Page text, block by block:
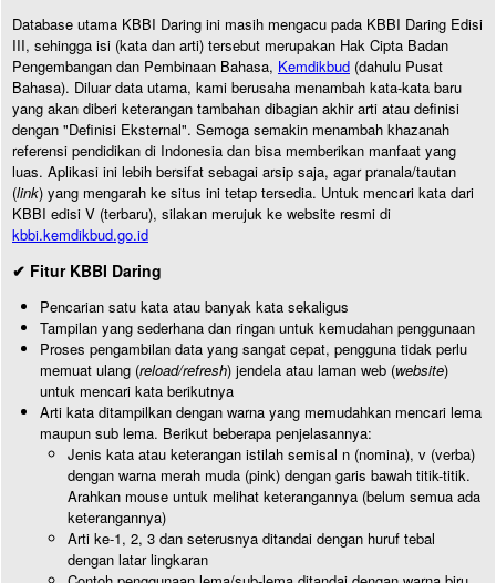
Database utama KBBI Daring ini masih mengacu pada KBBI Daring Edisi
III, sehingga isi (kata dan arti) tersebut merupakan Hak Cipta Badan
Pengembangan dan Pembinaan Bahasa, Kemdikbud (dahulu Pusat
Bahasa). Diluar data utama, kami berusaha menambah kata-kata baru
yang akan diberi keterangan tambahan dibagian akhir arti atau definisi
dengan "Definisi Eksternal". Semoga semakin menambah khazanah
referensi pendidikan di Indonesia dan bisa memberikan manfaat yang
luas. Aplikasi ini lebih bersifat sebagai arsip saja, agar pranala/tautan
(link) yang mengarah ke situs ini tetap tersedia. Untuk mencari kata dari
KBBI edisi V (terbaru), silakan merujuk ke website resmi di
kbbi.kemdikbud.go.id
✔ Fitur KBBI Daring
Pencarian satu kata atau banyak kata sekaligus
Tampilan yang sederhana dan ringan untuk kemudahan penggunaan
Proses pengambilan data yang sangat cepat, pengguna tidak perlu
memuat ulang (reload/refresh) jendela atau laman web (website)
untuk mencari kata berikutnya
Arti kata ditampilkan dengan warna yang memudahkan mencari lema
maupun sub lema. Berikut beberapa penjelasannya:
Jenis kata atau keterangan istilah semisal n (nomina), v (verba)
dengan warna merah muda (pink) dengan garis bawah titik-titik.
Arahkan mouse untuk melihat keterangannya (belum semua ada
keterangannya)
Arti ke-1, 2, 3 dan seterusnya ditandai dengan huruf tebal
dengan latar lingkaran